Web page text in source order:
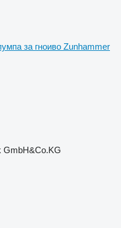
за гноиво Zunhammer
GmbH&Co.KG